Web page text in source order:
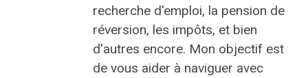
recherche d'emploi, la pension de
réversion, les impôts, et bien
d'autres encore. Mon objectif est
de vous aider à naviguer avec